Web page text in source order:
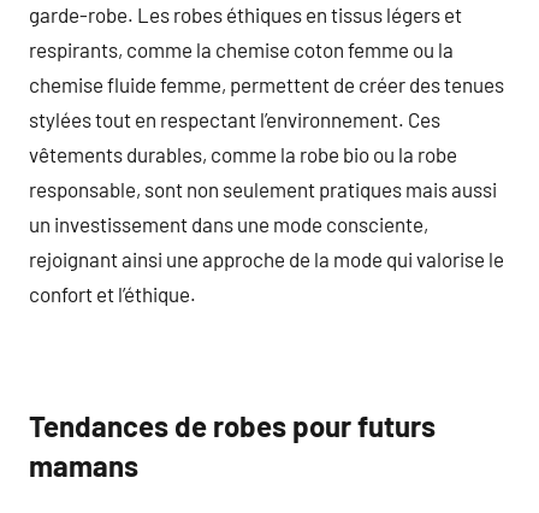
garde-robe. Les robes éthiques en tissus légers et
respirants, comme la chemise coton femme ou la
chemise fluide femme, permettent de créer des tenues
stylées tout en respectant l’environnement. Ces
vêtements durables, comme la robe bio ou la robe
responsable, sont non seulement pratiques mais aussi
un investissement dans une mode consciente,
rejoignant ainsi une approche de la mode qui valorise le
confort et l’éthique.
Tendances de robes pour futurs
mamans